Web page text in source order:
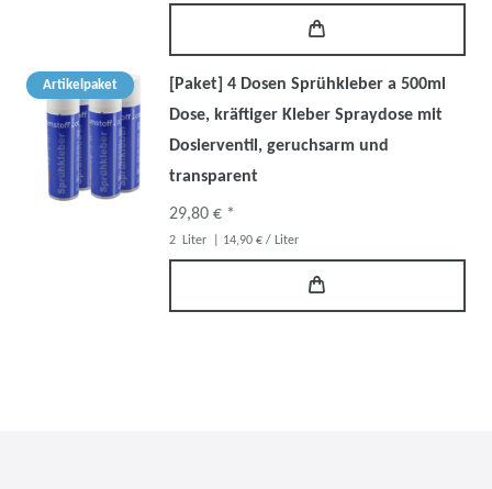
Artikelpaket
[Paket] 4 Dosen Sprühkleber a 500ml
Dose, kräftiger Kleber Spraydose mit
Dosierventil, geruchsarm und
transparent
29,80 € *
2 Liter | 14,90 € / Liter